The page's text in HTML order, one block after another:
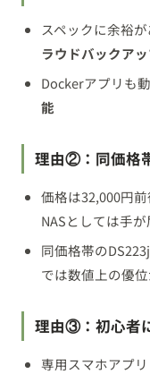
スペックに余裕が
ラウドバックア
Dockerアプリも動
能
理由②：同価格
価格は32,000円
NASとしては手
同価格帯の
では数値上の優
理由③：初心者
専用スマホアプ